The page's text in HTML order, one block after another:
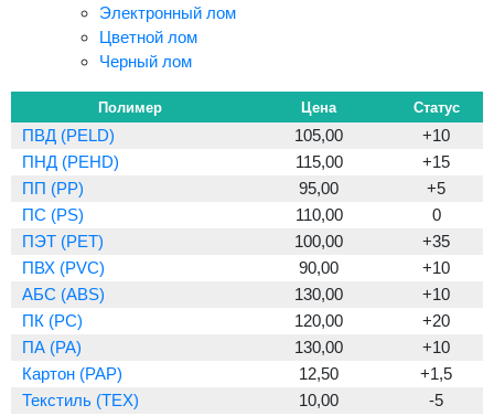
Электронный лом
Цветной лом
Черный лом
Полимер Цена Статус
ПВД (PELD) 105,00
+10
ПНД (PEHD)
115,00
+15
ПП (PP)
95,00
+5
ПС (PS)
110,00
0
ПЭТ (PET)
100,00
+35
ПВХ (PVC)
90,00
+10
АБС (ABS)
130,00
+10
ПК (PC)
120,00
+20
ПА (PA)
130,00
+10
Картон (PAP)
12,50
+1,5
Текстиль (TEX)
10,00
-5